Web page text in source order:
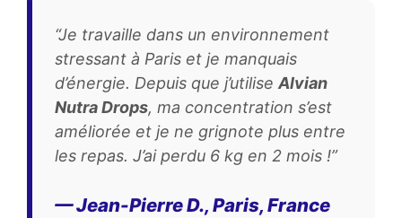
“Je travaille dans un environnement
stressant à Paris et je manquais
d’énergie. Depuis que j’utilise Alvian
Nutra Drops, ma concentration s’est
améliorée et je ne grignote plus entre
les repas. J’ai perdu 6 kg en 2 mois !”
— Jean-Pierre D., Paris, France